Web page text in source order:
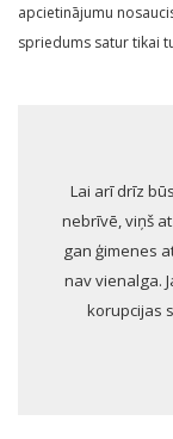
apcietinājumu
spriedums satur tikai
Lai arī drīz
nebrīvē, viņš
gan ģimenes
nav vienalga.
korupcijas